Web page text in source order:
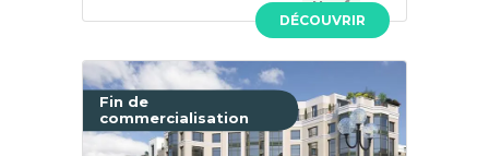
DÉCOUVRIR
Neuf
Fin de
commercialisation